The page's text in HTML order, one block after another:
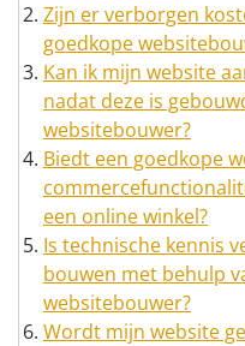
Zijn er verborgen
goedkope
Kan ik mijn website
nadat deze is
websitebouwer?
Biedt een goedkope
een online winkel?
Is technische kennis
bouwen met behulp
websitebouwer?
Wordt mijn website